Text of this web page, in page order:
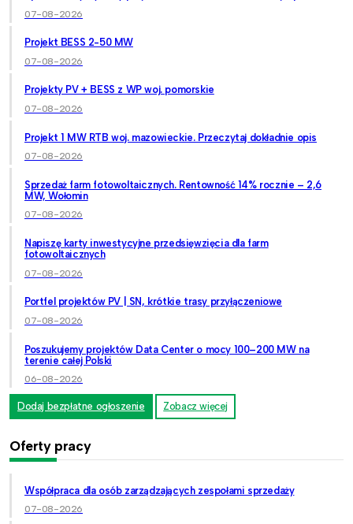
07-08-2026
Projekt BESS 2-50 MW
07-08-2026
Projekty PV + BESS z WP woj. pomorskie
07-08-2026
Projekt 1 MW RTB woj. mazowieckie. Przeczytaj dokładnie opis
07-08-2026
Sprzedaż farm fotowoltaicznych. Rentowność 14% rocznie – 2,6
MW, Wołomin
07-08-2026
Napiszę karty inwestycyjne przedsięwzięcia dla farm
fotowoltaicznych
07-08-2026
Portfel projektów PV | SN, krótkie trasy przyłączeniowe
07-08-2026
Poszukujemy projektów Data Center o mocy 100–200 MW na
terenie całej Polski
06-08-2026
Dodaj bezpłatne ogłoszenie Zobacz więcej
Oferty pracy
Współpraca dla osób zarządzających zespołami sprzedaży
07-08-2026